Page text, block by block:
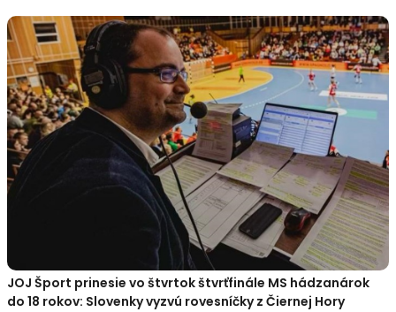
JOJ Šport prinesie vo štvrtok štvrťfinále MS hádzanárok
do 18 rokov: Slovenky vyzvú rovesníčky z Čiernej Hory